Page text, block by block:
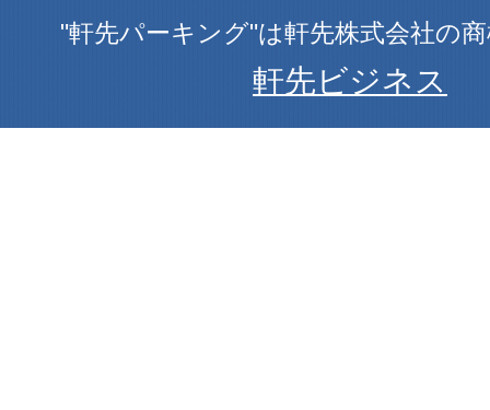
"軒先パーキング"は軒先株式会社の
軒先ビジネス